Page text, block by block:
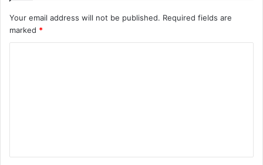
Your email address will not be published. Required fields are
marked *
t